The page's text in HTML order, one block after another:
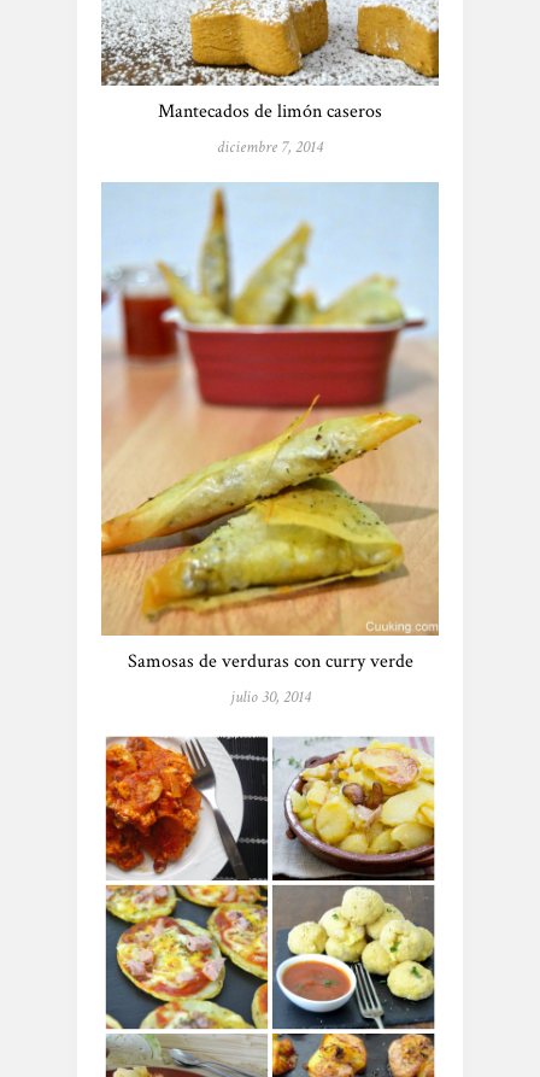
Mantecados de limón caseros
diciembre 7, 2014
Samosas de verduras con curry verde
julio 30, 2014